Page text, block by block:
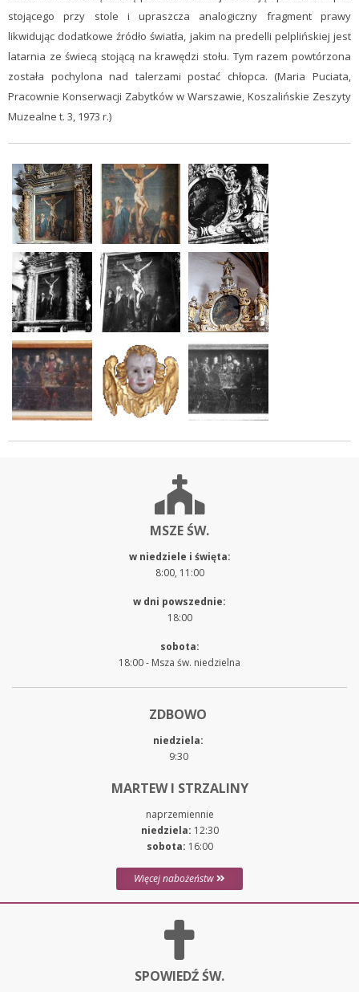
stojącego przy stole i upraszcza analogiczny fragment prawy
likwidując dodatkowe źródło światła, jakim na predelli pelplińskiej jest
latarnia ze świecą stojącą na krawędzi stołu. Tym razem powtórzona
została pochylona nad talerzami postać chłopca. (Maria Puciata,
Pracownie Konserwacji Zabytków w Warszawie, Koszalińskie Zeszyty
Muzealne t. 3, 1973 r.)
MSZE ŚW.
w niedziele i święta:
8:00, 11:00
w dni powszednie:
18:00
sobota:
18:00 - Msza św. niedzielna
ZDBOWO
niedziela:
9:30
MARTEW I STRZALINY
naprzemiennie
niedziela: 12:30
sobota: 16:00
Więcej nabożeństw
SPOWIEDŹ ŚW.